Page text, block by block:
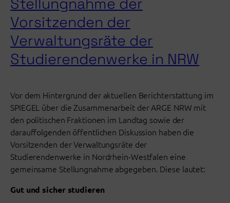
Vorsitzenden der
Verwaltungsräte der
Studierendenwerke in NRW
Vor dem Hintergrund der aktuellen Berichterstattung im
SPIEGEL über die Zusammenarbeit der ARGE NRW mit
den politischen Fraktionen im Landtag sowie der
darauffolgenden öffentlichen Diskussion haben die
Vorsitzenden der Verwaltungsräte der
Studierendenwerke in Nordrhein-Westfalen eine
gemeinsame Stellungnahme abgegeben. Diese lautet:
Gut und sicher studieren